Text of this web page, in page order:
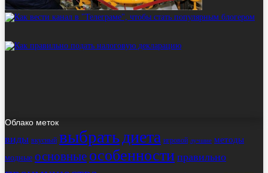
Облако меток
виды вкусный выбратьдиета игровой лучшие методы
модные основные особенности правильно